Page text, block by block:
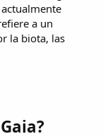
a un
la biota, las